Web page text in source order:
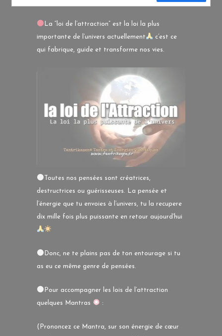
La “loi de l’attraction” est la loi la plus
importante de l’univers actuellement
c’est ce
qui fabrique, guide et transforme nos vies.
Toutes nos pensées sont créatrices,
destructrices ou guérisseuses. La pensée et
l’énergie que tu envoies à l’univers, tu la recupere
dix mille fois plus puissante en retour aujourd’hui
Donc, ne te plains pas de ton entourage si tu
as eu ce même genre de pensées.
Pour accompagner les lois de l’attraction
quelques Mantras
:
(Prononcez ce Mantra, sur son énergie de cœur